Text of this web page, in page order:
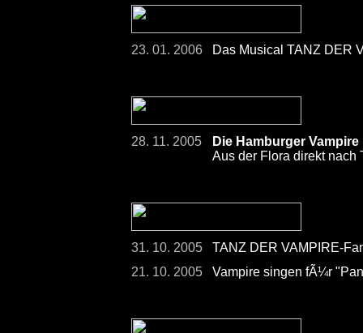
23. 01. 2006 Das Musical TANZ DER
28. 11. 2005
Die Hamburger
Aus der Flora direkt nach
31. 10. 2005
TANZ DER VAMPIRE-
21. 10. 2005
Vampire singen fÃ¼r